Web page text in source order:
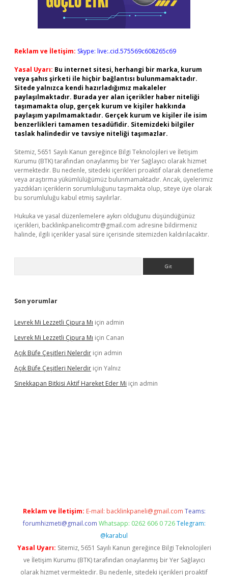
Reklam ve İletişim: Skype: live:.cid.575569c608265c69
Yasal Uyarı: Bu internet sitesi, herhangi bir marka, kurum
veya şahıs şirketi ile hiçbir bağlantısı bulunmamaktadır.
Sitede yalnızca kendi hazırladığımız makaleler
paylaşılmaktadır. Burada yer alan içerikler haber niteliği
taşımamakta olup, gerçek kurum ve kişiler hakkında
paylaşım yapılmamaktadır. Gerçek kurum ve kişiler ile isim
benzerlikleri tamamen tesadüfidir. Sitemizdeki bilgiler
taslak halindedir ve tavsiye niteliği taşımazlar.
Sitemiz, 5651 Sayılı Kanun gereğince Bilgi Teknolojileri ve İletişim
Kurumu (BTK) tarafından onaylanmış bir Yer Sağlayıcı olarak hizmet
vermektedir. Bu nedenle, sitedeki içerikleri proaktif olarak denetleme
veya araştırma yükümlülüğümüz bulunmamaktadır. Ancak, üyelerimiz
yazdıkları içeriklerin sorumluluğunu taşımakta olup, siteye üye olarak
bu sorumluluğu kabul etmiş sayılırlar.
Hukuka ve yasal düzenlemelere aykırı olduğunu düşündüğünüz
içerikleri, backlinkpanelicomtr@gmail.com adresine bildirmeniz
halinde, ilgili içerikler yasal süre içerisinde sitemizden kaldırılacaktır.
Son yorumlar
Levrek Mi Lezzetli Çipura Mı için admin
Levrek Mi Lezzetli Çipura Mı için Canan
Açık Büfe Çeşitleri Nelerdir için admin
Açık Büfe Çeşitleri Nelerdir için Yalnız
Sinekkapan Bitkisi Aktif Hareket Eder Mi için admin
Reklam ve İletişim: E-mail: backlinkpaneli@gmail.com Teams:
forumhizmeti@gmail.com Whatsapp: 0262 606 0 726 Telegram:
@karabul
Yasal Uyarı: Sitemiz, 5651 Sayılı Kanun gereğince Bilgi Teknolojileri
ve İletişim Kurumu (BTK) tarafından onaylanmış bir Yer Sağlayıcı
olarak hizmet vermektedir. Bu nedenle, sitedeki içerikleri proaktif